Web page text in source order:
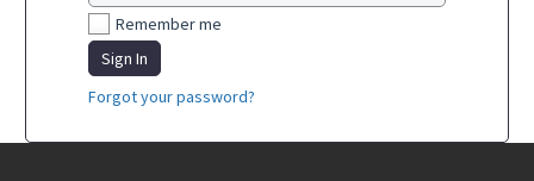
Remember me
Sign In
Forgot your password?